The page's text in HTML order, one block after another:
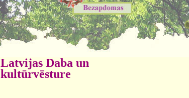
Latvijas Daba un
kultūrvēsture